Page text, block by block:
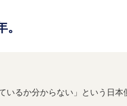
るか分からない」という日本